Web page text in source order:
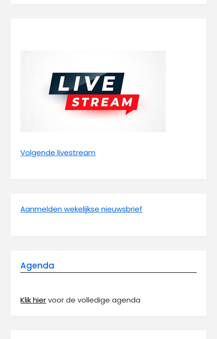
Volgende livestream
Aanmelden wekelijkse nieuwsbrief
Agenda
Klik hiervoor de volledige agenda